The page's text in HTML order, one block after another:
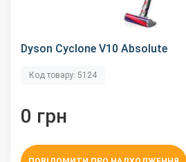
Dyson Cyclone V10 Absolute
Код товару: 5124
0 грн